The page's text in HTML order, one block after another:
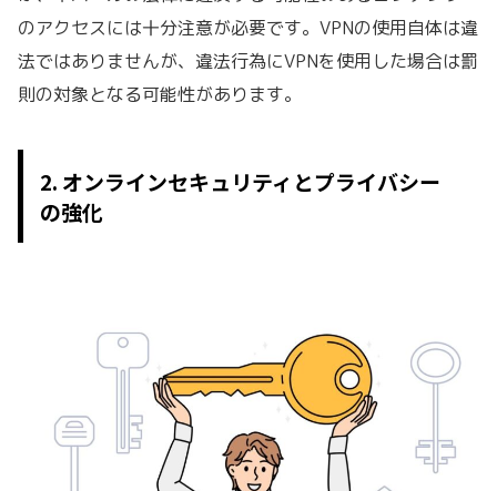
のアクセスには十分注意が必要です。VPNの使用自体は違
法ではありませんが、違法行為にVPNを使用した場合は罰
則の対象となる可能性があります。
2. オンラインセキュリティとプライバシー
の強化